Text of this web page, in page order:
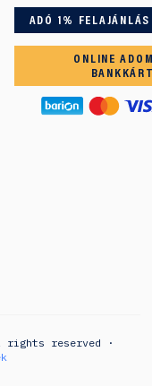
ADÓ 1% FELAJÁNLÁS
ONLINE
rights reserved ·